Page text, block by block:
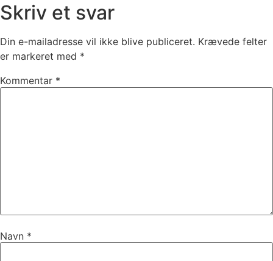
Skriv et svar
Din e-mailadresse vil ikke blive publiceret. Krævede felter
er markeret med *
Kommentar *
Navn *